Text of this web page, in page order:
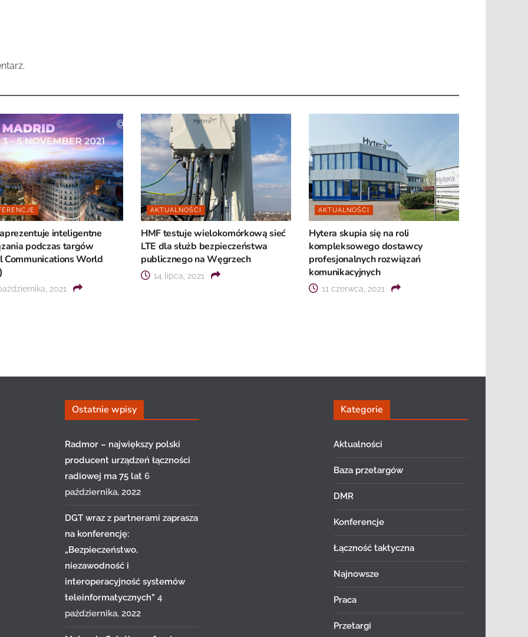
inteligentne
podczas targów
Communications World
2021
AKTUALNOŚCI
HMF testuje wielokomórkową sieć
LTE dla służb bezpieczeństwa
publicznego na Węgrzech
14 lipca, 2021
AKTUALNOŚCI
Hytera skupia się na roli
kompleksowego dostawcy
profesjonalnych rozwiązań
komunikacyjnych
11 czerwca, 2021
Ostatnie wpisy
Radmor – największy polski
producent urządzeń łączności
radiowej ma 75 lat 6
października, 2022
DGT wraz z partnerami zaprasza
na konferencję:
„Bezpieczeństwo,
niezawodność i
interoperacyjność systemów
teleinformatycznych” 4
października, 2022
Kategorie
Aktualności
Baza przetargów
DMR
Konferencje
Łączność taktyczna
Najnowsze
Praca
Przetargi